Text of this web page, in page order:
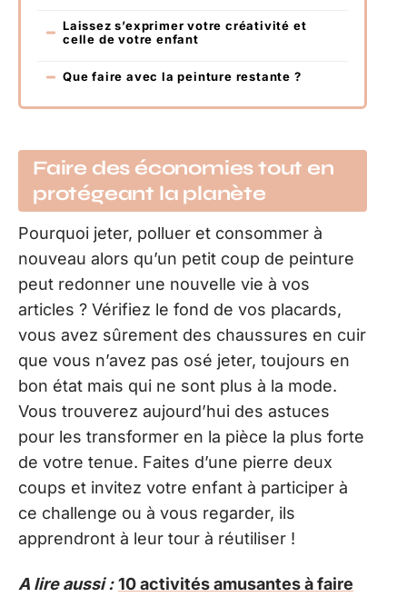
Laissez s’exprimer votre créativité et
celle de votre enfant
Que faire avec la peinture restante ?
Faire des économies tout en
protégeant la planète
Pourquoi jeter, polluer et consommer à
nouveau alors qu’un petit coup de peinture
peut redonner une nouvelle vie à vos
articles ? Vérifiez le fond de vos placards,
vous avez sûrement des chaussures en cuir
que vous n’avez pas osé jeter, toujours en
bon état mais qui ne sont plus à la mode.
Vous trouverez aujourd’hui des astuces
pour les transformer en la pièce la plus forte
de votre tenue. Faites d’une pierre deux
coups et invitez votre enfant à participer à
ce challenge ou à vous regarder, ils
apprendront à leur tour à réutiliser !
A lire aussi : 10 activités amusantes à faire